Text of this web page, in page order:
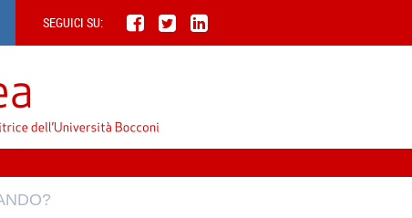
SEGUICI SU: